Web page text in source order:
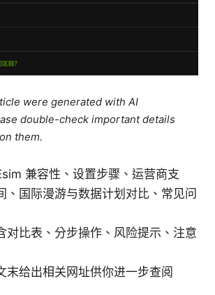
were generated with AI
double-check important details
them.
兼容性、设置步骤、运营商支
、国际漫游与数据计划对比、常见问
对比表、分步操作、风险提示、注意
末给出相关网址供你进一步查阅